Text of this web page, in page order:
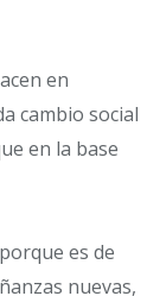
en
cambio social
en la base
es de
nuevas,